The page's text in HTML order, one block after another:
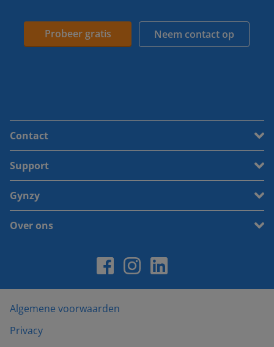
Probeer gratis Neem contact op
Contact
Support
Gynzy
Over ons
Algemene voorwaarden
Privacy